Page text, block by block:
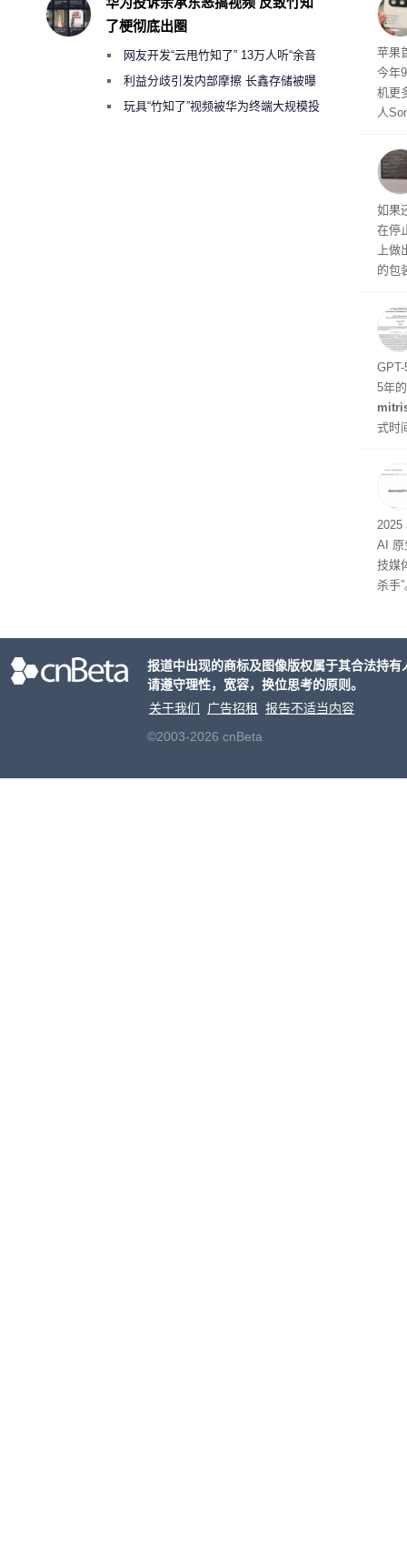
苹果
今年
机更
人
蓝
ra的
生产
如果
在停
上
的包
初
题
5年
式时
2025
AI 原
技媒
杀手
了梗彻底出圈
网友开发“云甩竹知了” 13万人听“余音
绕梁”利益分歧引发内部摩擦 长鑫存储被曝
曾将华为驻场工程师驱逐出研发基地
玩具“竹知了”视频被华为终端大规模投
报道中出现的商标及图像版权属于其合法持
请遵守理性，宽容，换位思考的原则。
关于我们
广告招租
报告不适当内容
©2003-2026 cnBeta